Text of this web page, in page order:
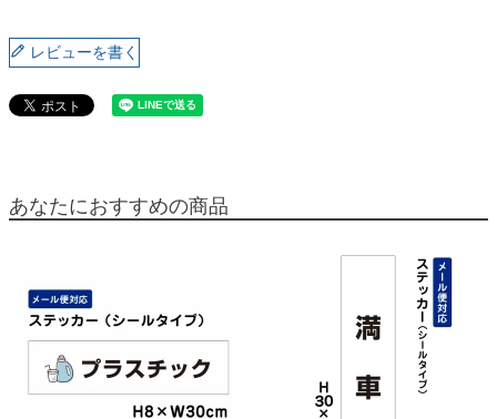
レビューを書く
あなたにおすすめの商品